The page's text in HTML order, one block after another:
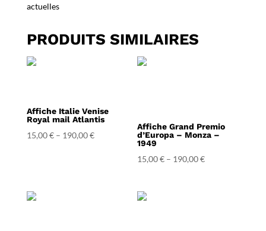
actuelles
PRODUITS SIMILAIRES
Affiche Italie Venise
Royal mail Atlantis
15,00€– 190,00€
Affiche Grand Premio
d’Europa – Monza –
1949
15,00€ – 190,00€